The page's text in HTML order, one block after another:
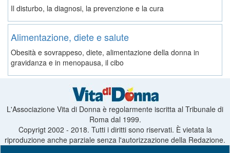
Il disturbo, la diagnosi, la prevenzione e la cura
Alimentazione, diete e salute
Obesità e sovrappeso, diete, alimentazione della donna in
gravidanza e in menopausa, il cibo
L'Associazione Vita di Donna è regolarmente iscritta al Tribunale di
Roma dal 1999.
Copyrigt 2002 - 2018. Tutti i diritti sono riservati. È vietata la
riproduzione anche parziale senza l'autorizzazione della Redazione.